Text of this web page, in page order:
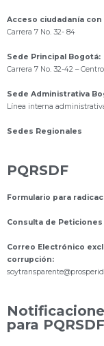
Acceso ciudadanía
Carrera 7 No. 32- 84
Sede Principal Bogotá:
Carrera 7 No. 32-42 –
Sede Administrativa
Línea interna
Sedes Regionales
PQRSDF
Formulario para
Consulta de Peticiones
Correo Electrónico
corrupción:
s
para